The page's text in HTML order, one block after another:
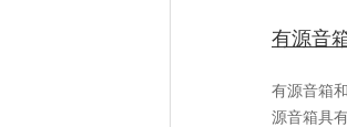
有源音
有源音箱和
源音箱具有